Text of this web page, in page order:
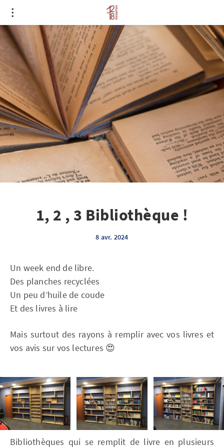
1, 2 , 3 Bibliothèque !
8 avr. 2024
Un week end de libre.
Des planches recyclées
Un peu d’huile de coude
Et des livres à lire
Mais surtout des rayons à remplir avec vos livres et
vos avis sur vos lectures 😍
Bibliothèques qui se remplit de livre en plusieurs